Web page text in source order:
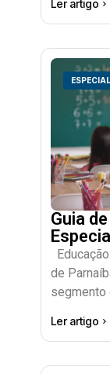
Ler artigo
Guia
de
segmento
Ler artigo